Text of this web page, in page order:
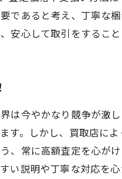
であると考え、丁寧な
安心して取引をするこ
は今やかなり競争が激
す。しかし、買取店に
、常に高額査定を心が
い説明や丁寧な対応を